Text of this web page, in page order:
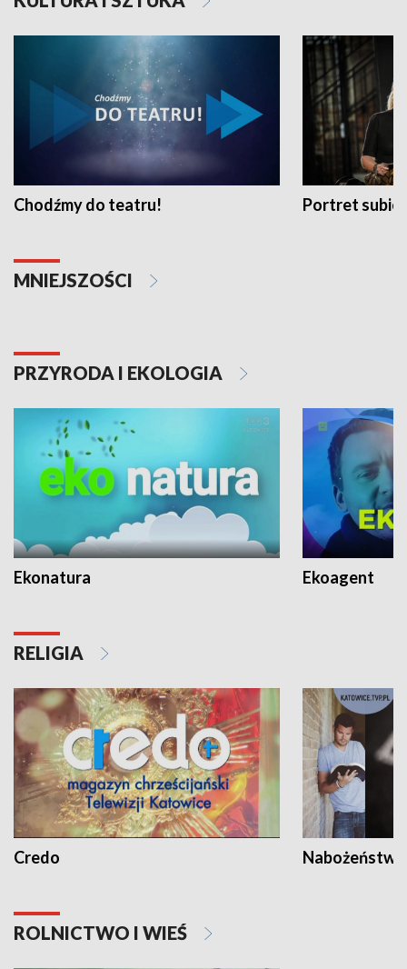
Chodźmy do teatru! Portret
MNIEJSZOŚCI
PRZYRODA I EKOLOGIA
Ekonatura Ekoagent
RELIGIA
Credo
ROLNICTWO I WIEŚ